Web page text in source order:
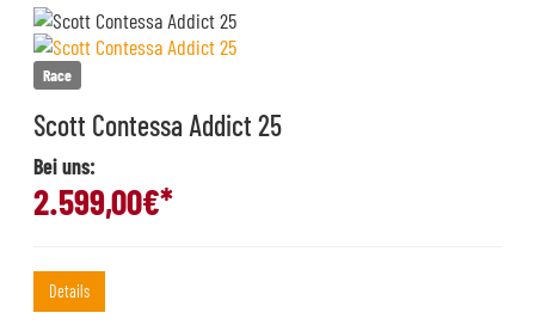
Race
Scott Contessa Addict 25
Bei uns:
2.599,00€*
Details